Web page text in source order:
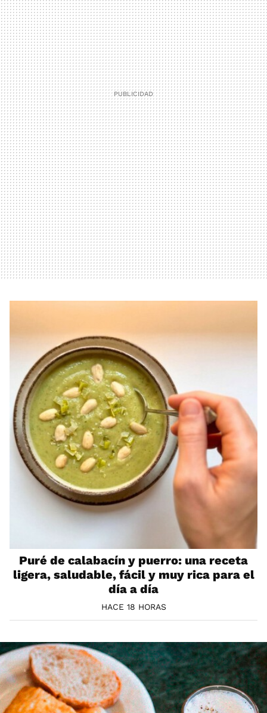
Puré de calabacín y puerro: una receta
ligera, saludable, fácil y muy rica para el
día a día
HACE 18 HORAS